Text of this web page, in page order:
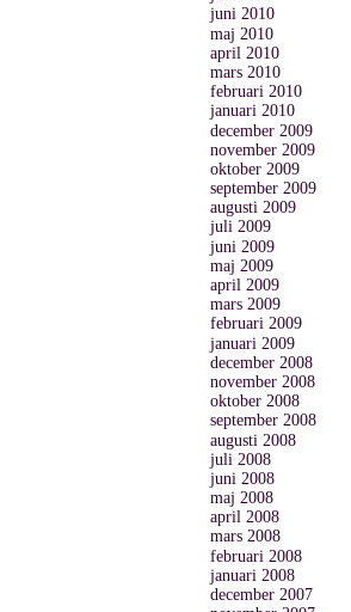
juni 2010
maj 2010
april 2010
mars 2010
februari 2010
januari 2010
december 2009
november 2009
oktober 2009
september 2009
augusti 2009
juli 2009
juni 2009
maj 2009
april 2009
mars 2009
februari 2009
januari 2009
december 2008
november 2008
oktober 2008
september 2008
augusti 2008
juli 2008
juni 2008
maj 2008
april 2008
mars 2008
februari 2008
januari 2008
december 2007